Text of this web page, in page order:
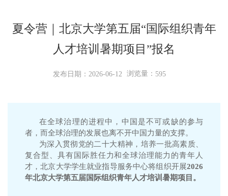
夏令营｜北京大学第五届“国际组织青年
人才培训暑期项目”报名
发布日期：2026-06-12 浏览量： 595
在全球治理的进程中，中国是不可或缺的参与
者，而全球治理的发展也离不开中国力量的支撑。
为深入贯彻党的二十大精神，培养一批高素质、
复合型、具有国际胜任力和全球治理能力的青年人
才，北京大学学生就业指导服务中心将组织开展2026
年北京大学第五届国际组织青年人才培训暑期项目。